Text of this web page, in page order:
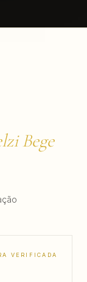
Bege
VERIFICADA